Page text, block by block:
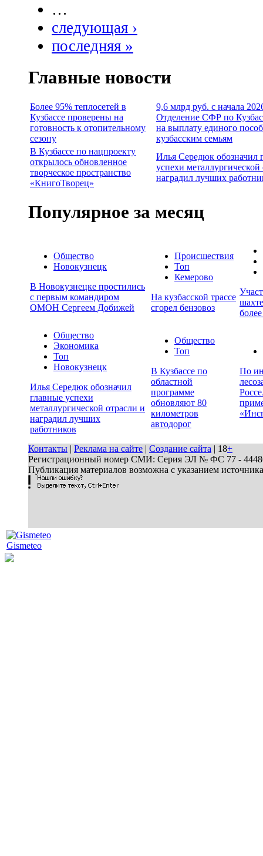
…
следующая ›
последняя »
Главные новости
Более 95% теплосетей в
Кузбассе проверены на
готовность к отопительному
сезону
9,6 млрд руб. с начала
Отделение СФР по
на выплату единого
кузбасским семьям
В Кузбассе по нацпроекту
открылось обновленное
творческое пространство
«КнигоТворец»
Илья Середюк обозначил
успехи металлургической
наградил лучших
Популярное за месяц
Общество
Новокузнецк
В Новокузнецке простились
с первым командиром
ОМОН Сергеем Добижей
Происшествия
Топ
Кемерово
На кузбасской трассе
сгорел бензовоз
Общество
Экономика
Топ
Новокузнецк
Илья Середюк обозначил
главные успехи
металлургической отрасли и
наградил лучших
работников
Общество
Топ
В Кузбассе по
областной
программе
обновляют 80
километров
автодорог
По
Контакты | Реклама на сайте | Создание сайта | 18+
Регистрационный номер СМИ: Серия ЭЛ № ФС 77 - 44486
Публикация материалов возможна с указанием
Gismeteo